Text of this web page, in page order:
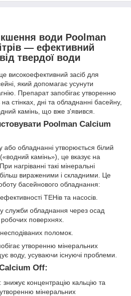
води Poolman
— ефективний
твердої води
високоефективний засіб для
який допомагає усунути
Препарат запобігає утворенню
стінках, дні та обладнанні басейну,
камінь, що вже з'явився.
Poolman Calcium
або обладнанні утворюється білий
камінь»), це вказує на
нагріванні такі мінеральні
вираженими і складними. Це
басейнового обладнання:
ТЕНів та насосів.
служби обладнання через осад
поверхнях.
поломок.
утворенню мінеральних
воду, усуваючи існуючі проблеми.
Off:
концентрацію кальцію та
мінеральних